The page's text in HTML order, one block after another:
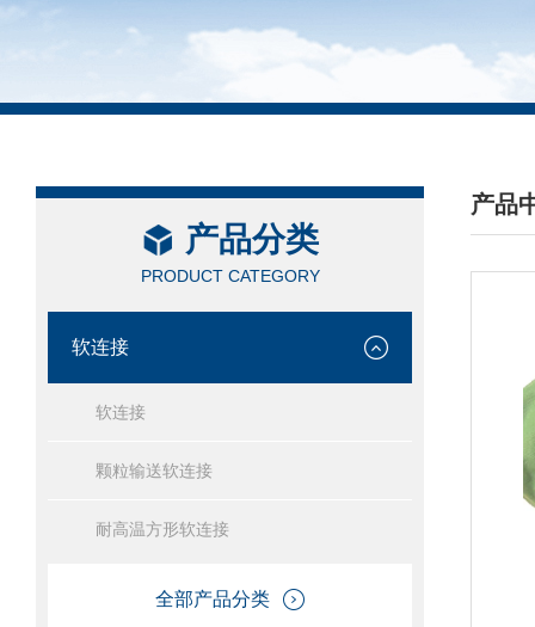
产品分类
PRODUCT CATEGORY
软连接
软连接
颗粒输送软连接
耐高温方形软连接
全部产品分类
产品
/